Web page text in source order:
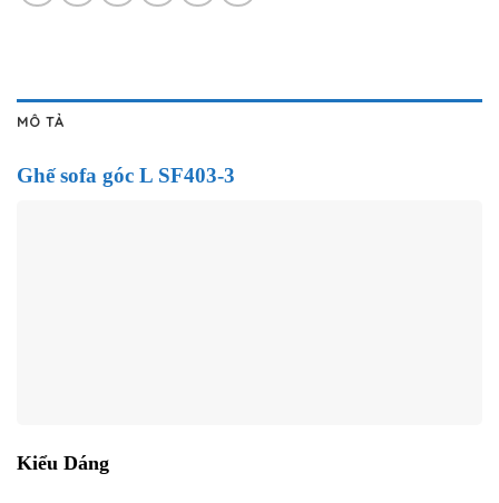
MÔ TẢ
Ghế sofa góc L SF403-3
Kiểu Dáng